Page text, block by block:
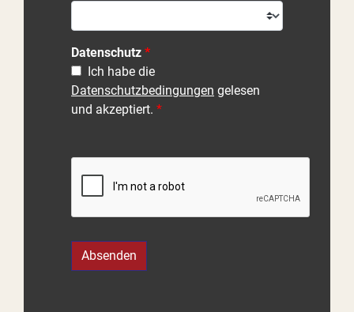
Datenschutz
Ich habe die
Datenschutzbedingungen gelesen
und akzeptiert.
Absenden